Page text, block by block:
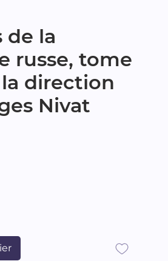
de la
russe, tome
la direction
Nivat